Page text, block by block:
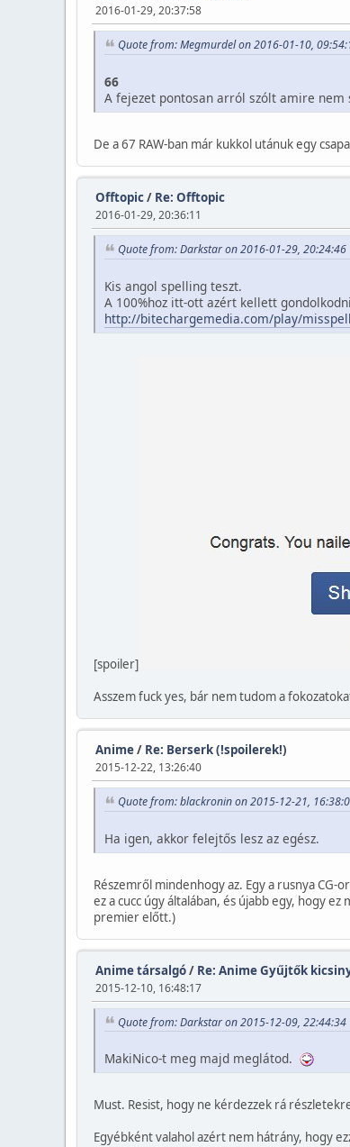
2016-01-29, 20:37:58
Quote from: Megmurdel on 2016-01-10,
66
A fejezet pontosan arról szólt amire
De a 67 RAW-ban már kukkol utánuk egy
Offtopic/ Re: Offtopic
2016-01-29, 20:36:11
Quote from: Darkstar on 2016-01-29, 20:24:46
Kis angol spelling teszt.
A 100%hoz itt-ott azért kellett
http://bitechargemedia.com/play/
[spoiler]
Asszem fuck yes, bár nem tudom a
Anime/ Re: Berserk (!spoilerek!)
2015-12-22, 13:26:40
Quote from: blackronin on 2015-12-21,
Ha igen, akkor felejtős lesz az egész.
Részemről mindenhogy az. Egy a rusnya
ez a cucc úgy általában, és újabb egy, hogy
premier előtt.)
Anime társalgó/ Re: Anime Gyűjtők
2015-12-10, 16:48:17
Quote from: Darkstar on 2015-12-09, 22:44:34
MakiNico-t meg majd meglátod.
Must. Resist, hogy ne kérdezzek rá
Egyébként valahol azért nem hátrány, hogy